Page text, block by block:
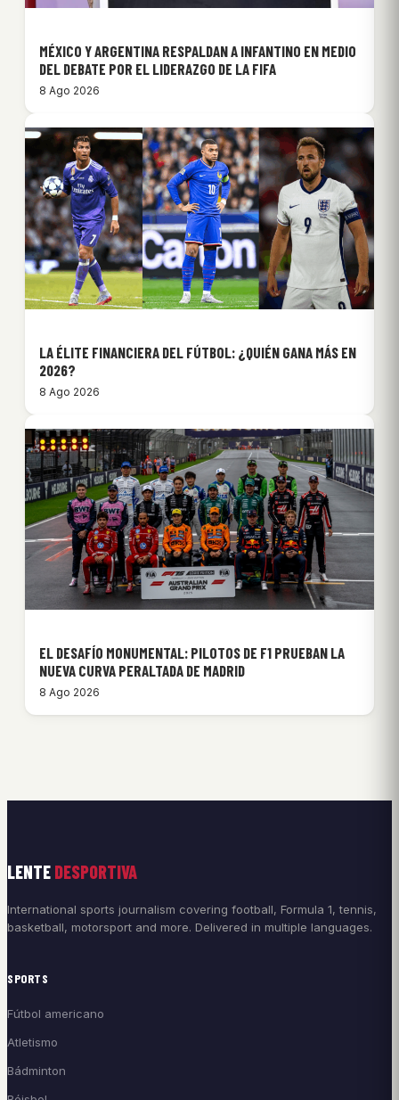
MÉXICO Y ARGENTINA RESPALDAN A INFANTINO EN MEDIO
DEL DEBATE POR EL LIDERAZGO DE LA FIFA
8 Ago 2026
LA ÉLITE FINANCIERA DEL FÚTBOL: ¿QUIÉN GANA MÁS EN
2026?
8 Ago 2026
EL DESAFÍO MONUMENTAL: PILOTOS DE F1 PRUEBAN LA
NUEVA CURVA PERALTADA DE MADRID
8 Ago 2026
LENTE DESPORTIVA
International sports journalism covering football, Formula 1, tennis,
basketball, motorsport and more. Delivered in multiple languages.
SPORTS
Fútbol americano
Atletismo
Bádminton